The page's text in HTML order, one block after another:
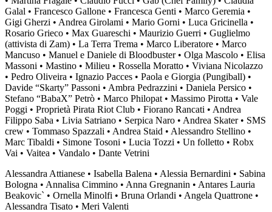
Galal • Francesco Gallone • Francesca Genti • Marco Geremia •
Gigi Gherzi • Andrea Girolami • Mario Gorni • Luca Gricinella •
Rosario Grieco • Max Guareschi • Maurizio Guerri • Guglielmo
(attivista di Zam) • La Terra Trema • Marco Liberatore • Marco
Mancuso • Manuel e Daniele di Bloodbuster • Olga Mascolo • Elisa
Massoni • Mastino • Milieu • Rossella Moratto • Viviana Nicolazzo
• Pedro Oliveira • Ignazio Pacces • Paola e Giorgia (Pungiball) •
Davide “Skarty” Passoni • Ambra Pedrazzini • Daniela Persico •
Stefano “BabaX” Petrò • Marco Philopat • Massimo Pirotta • Vale
Poggi • Proprietà Pirata Riot Club • Fiorano Rancati • Andrea
Filippo Saba • Livia Satriano • Serpica Naro • Andrea Skater • SMS
crew • Tommaso Spazzali • Andrea Staid • Alessandro Stellino •
Marc Tibaldi • Simone Tosoni • Lucia Tozzi • Un folletto • Robx
Vai • Vaitea • Vandalo • Dante Vetrini
Alessandra Attianese • Isabella Balena • Alessia Bernardini • Sabina
Bologna • Annalisa Cimmino • Anna Gregnanin • Antares Lauria
Beakovic` • Ornella Minolfi • Bruna Orlandi • Angela Quattrone •
Alessandra Tisato • Meri Valenti